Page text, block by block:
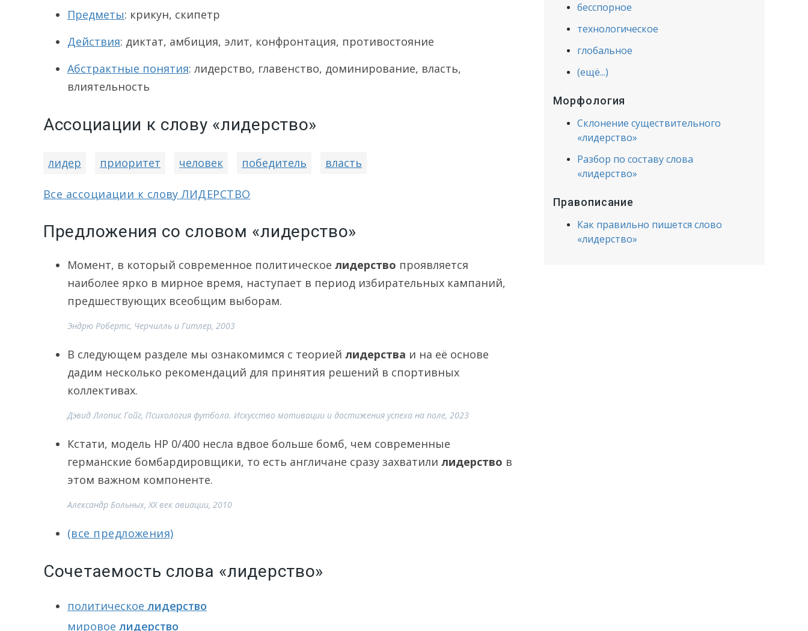
Предметы: крикун, скипетр
Действия: диктат, амбиция, элит, конфронтация, противостояние
Абстрактные понятия: лидерство, главенство, доминирование, власть,
влиятельность
Ассоциации к слову «лидерство»
лидер приоритет человек победитель власть
Все ассоциации к слову ЛИДЕРСТВО
Предложения со словом «лидерство»
Момент, в который современное политическое лидерство проявляется
наиболее ярко в мирное время, наступает в период избирательных кампаний,
предшествующих всеобщим выборам.
Эндрю Робертс, Черчилль и Гитлер, 2003
В следующем разделе мы ознакомимся с теорией лидерства и на её основе
дадим несколько рекомендаций для принятия решений в спортивных
коллективах.
Дэвид Ллопис Гойг, Психология футбола. Искусство мотивации и достижения успеха на поле, 2023
Кстати, модель HP 0/400 несла вдвое больше бомб, чем современные
германские бомбардировщики, то есть англичане сразу захватили лидерство в
этом важном компоненте.
Александр Больных, XX век авиации, 2010
(все предложения)
Сочетаемость слова «лидерство»
политическое лидерство
мировое лидерство
бесспорное
технологическое
глобальное
(ещё...)
Морфология
Склонение существительного
«лидерство»
Разбор по составу слова
«лидерство»
Правописание
Как правильно пишется слово
«лидерство»